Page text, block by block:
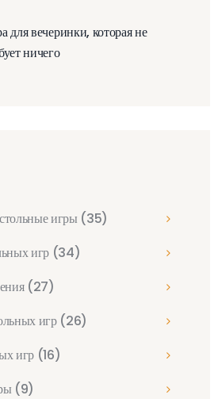
для вечеринки, которая не
ничего
игры (35)
игр (34)
(27)
игр (26)
игр (16)
(9)